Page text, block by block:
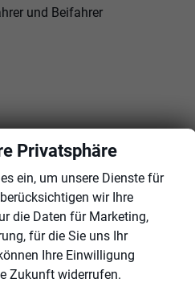
und Beifahrer
vorhanden
Mittelarmlehne
Privatsphäre
ein, um unsere Dienste für
wir Ihre
die Daten für Marketing,
für die Sie uns Ihr
Ihre Einwilligung
Zukunft widerrufen.